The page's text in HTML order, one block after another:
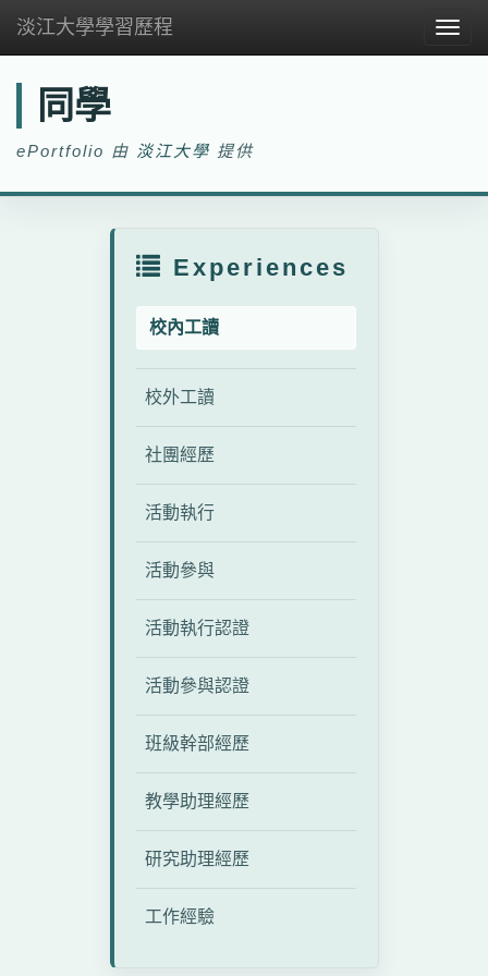
淡江大學學習歷程
同學
ePortfolio 由 淡江大學 提供
Experiences
校內工讀
校外工讀
社團經歷
活動執行
活動參與
活動執行認證
活動參與認證
班級幹部經歷
教學助理經歷
研究助理經歷
工作經驗